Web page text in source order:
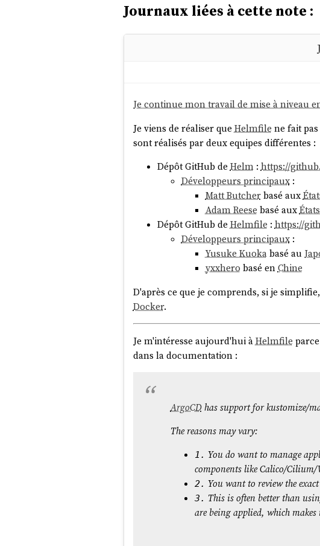
Journaux liées à cette note :
Je continue mon travail de mise à niveau
Je viens de réaliser que Helmfile ne fait
sont réalisés par deux equipes différentes :
Dépôt GitHub de Helm: https://
Développeurs principaux:
Matt Butcherbasé aux
Adam Reese basé aux
Dépôt GitHub de Helmfile : https://
Développeurs principaux:
Yusuke Kuokabasé au
yxxhero basé enChine
D'après ce que je comprends, si je simplifie,
Docker.
Je m'intéresse aujourd'hui àHelmfile
dans la documentation :
ArgoCDhas support for kustomize/
The reasons may vary:
1. You do want to manage
components like Calico/
2. You want to review the
3. This is often better than
are being applied, which makes